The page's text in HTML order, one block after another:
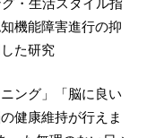
・生活スタイル指
機能障害進行の抑
た研究
ング」「脳に良い
健康維持が行えま